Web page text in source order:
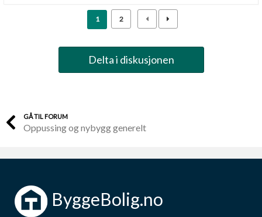
1 2
Delta i diskusjonen
GÅ TIL FORUM
Oppussing og nybygg generelt
ByggeBolig.no